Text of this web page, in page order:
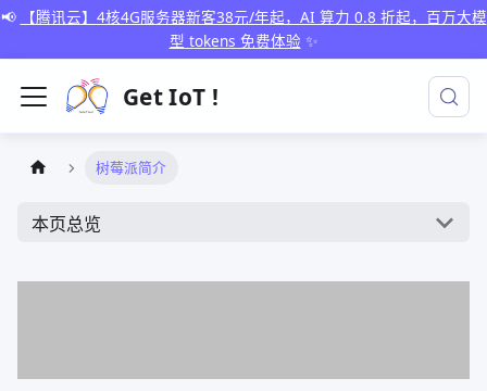
📢
【腾讯云】4核4G服务器新客38元/年起，AI 算力 0.8 折起，百万大模
型 tokens 免费体验 ✨
Get IoT !
树莓派简介
本页总览